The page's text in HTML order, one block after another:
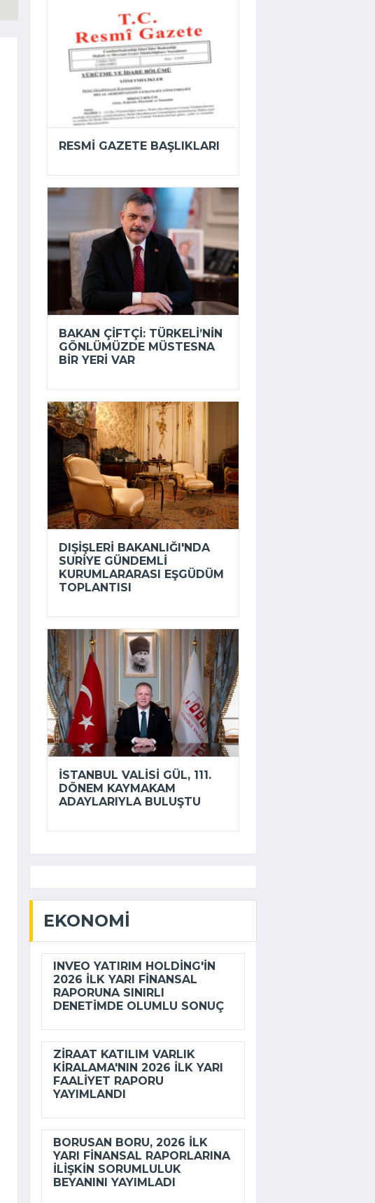
RESMI GAZETE BAŞLIKLARI
BAKAN ÇIFTÇI: TÜRKELI’NIN
GÖNLÜMÜZDE MÜSTESNA
BIR YERI VAR
DIŞIŞLERI BAKANLIĞI'NDA
SURIYE GÜNDEMLI
KURUMLARARASI EŞGÜDÜM
TOPLANTISI
İSTANBUL VALISI GÜL, 111.
DÖNEM KAYMAKAM
ADAYLARIYLA BULUŞTU
EKONOMI
INVEO YATIRIM HOLDING'IN
2026 ILK YARI FINANSAL
RAPORUNA SINIRLI
DENETIMDE OLUMLU SONUÇ
ZIRAAT KATILIM VARLIK
KIRALAMA'NIN 2026 ILK YARI
FAALIYET RAPORU
YAYIMLANDI
BORUSAN BORU, 2026 ILK
YARI FINANSAL RAPORLARINA
ILIŞKIN SORUMLULUK
BEYANINI YAYIMLADI